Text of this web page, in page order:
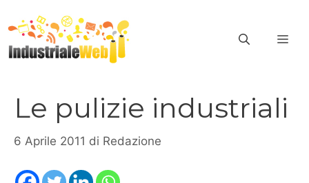
al
contenuto
Le pulizie industriali
6 Aprile 2011 di Redazione